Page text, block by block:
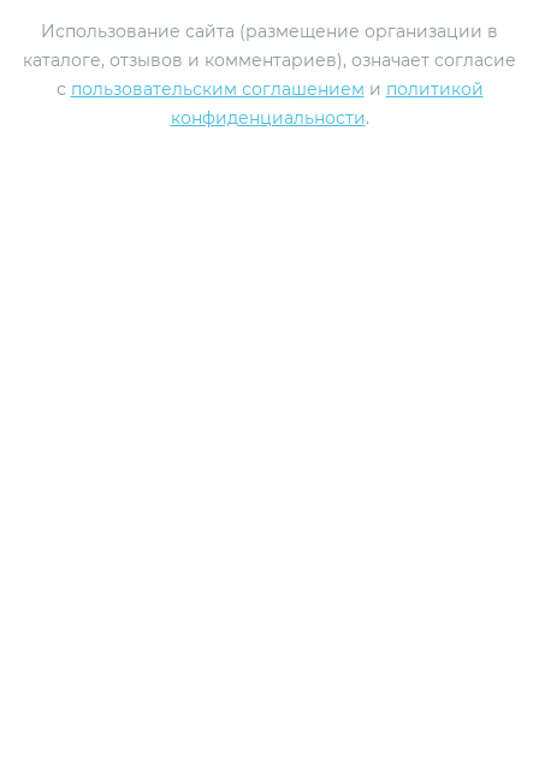
Использование сайта (размещение организации в
каталоге, отзывов и комментариев), означает согласие
с пользовательским соглашением и политикой
конфиденциальности.